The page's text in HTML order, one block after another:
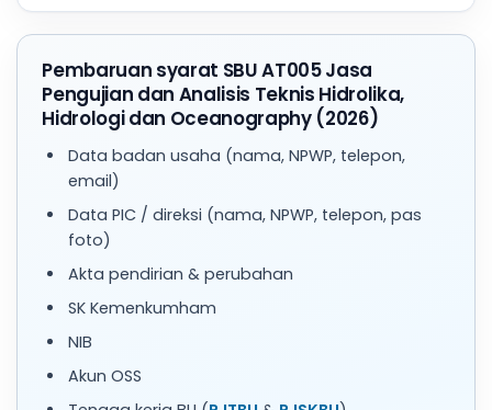
Pembaruan syarat SBU AT005 Jasa
Pengujian dan Analisis Teknis Hidrolika,
Hidrologi dan Oceanography (2026)
Data badan usaha (nama, NPWP, telepon,
email)
Data PIC / direksi (nama, NPWP, telepon, pas
foto)
Akta pendirian & perubahan
SK Kemenkumham
NIB
Akun OSS